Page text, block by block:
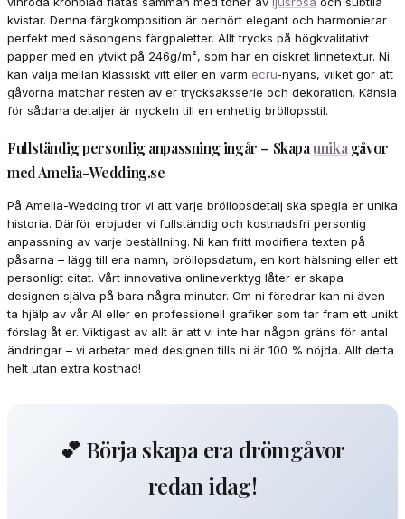
kvistar. Denna färgkomposition är oerhört elegant och harmonierar
perfekt med säsongens färgpaletter. Allt trycks på högkvalitativt
papper med en ytvikt på 246g/m², som har en diskret linnetextur. Ni
kan välja mellan klassiskt vitt eller en varm ecru-nyans, vilket gör att
gåvorna matchar resten av er trycksaksserie och dekoration. Känsla
för sådana detaljer är nyckeln till en enhetlig bröllopsstil.
Fullständig personlig anpassning ingår – Skapaunika gåvor
med Amelia-Wedding.se
På Amelia-Wedding tror vi att varje bröllopsdetalj ska spegla er unika
historia. Därför erbjuder vi fullständig och kostnadsfri personlig
anpassning av varje beställning. Ni kan fritt modifiera texten på
påsarna – lägg till era namn, bröllopsdatum, en kort hälsning eller ett
personligt citat. Vårt innovativa onlineverktyg låter er skapa
designen själva på bara några minuter. Om ni föredrar kan ni även
ta hjälp av vår AI eller en professionell grafiker som tar fram ett unikt
förslag åt er. Viktigast av allt är att vi inte har någon gräns för antal
ändringar – vi arbetar med designen tills ni är 100 % nöjda. Allt detta
helt utan extra kostnad!
💕 Börja skapa era drömgåvor
redan idag!